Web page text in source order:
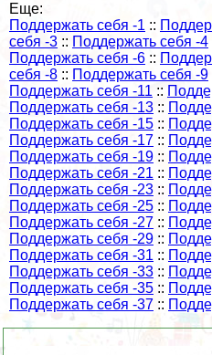
Еще:
Поддержать себя -1 ::
себя -3 :: Поддержать себя -4
Поддержать себя -6 ::
себя -8 :: Поддержать себя -9
Поддержать себя -11 ::
Поддержать себя -13 ::
Поддержать себя -15 ::
Поддержать себя -17 ::
Поддержать себя -19 ::
Поддержать себя -21 ::
Поддержать себя -23 ::
Поддержать себя -25 ::
Поддержать себя -27 ::
Поддержать себя -29 ::
Поддержать себя -31 ::
Поддержать себя -33 ::
Поддержать себя -35 ::
Поддержать себя -37 ::